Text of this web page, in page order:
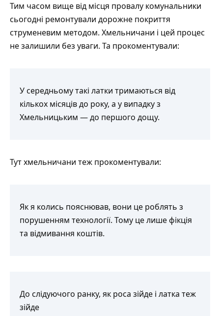
Тим часом вище від місця провалу комунальники
сьогодні ремонтували дорожне покриття
струменевим методом. Хмельничани і цей процес
не залишили без уваги. Та прокоментували:
У середньому такі латки тримаються від
кількох місяців до року, а у випадку з
Хмельницьким — до першого дощу.
Тут хмельничани теж прокоментували:
Як я колись пояснював, вони це роблять з
порушенням технології. Тому це лише фікція
та відмивання коштів.
До слідуючого ранку, як роса зійде і латка теж
зійде